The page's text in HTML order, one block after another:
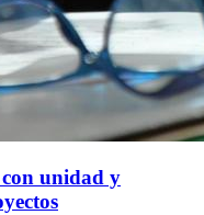
unidad y